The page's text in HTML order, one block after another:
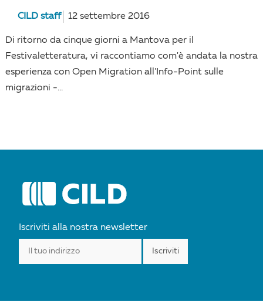
CILD staff 12 settembre 2016
Di ritorno da cinque giorni a Mantova per il
Festivaletteratura, vi raccontiamo com'è andata la nostra
esperienza con Open Migration all'Info-Point sulle
migrazioni -...
Iscriviti alla nostra newsletter